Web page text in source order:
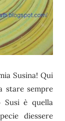
Susina! Qui
stare sempre
è quella
diessere